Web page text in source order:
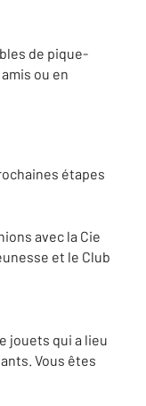
de pique-
ou en
étapes
avec la Cie
et le Club
jouets qui a lieu
Vous êtes